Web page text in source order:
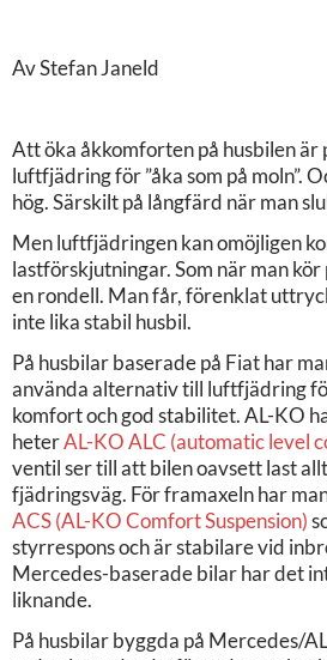
Av Stefan Janeld
Att öka åkkomforten på husbilen
luftfjädring för ”åka som på moln”.
hög. Särskilt på långfärd när man
Men luftfjädringen kan omöjligen
lastförskjutningar. Som när man
en rondell. Man får, förenklat
inte lika stabil husbil.
På husbilar baserade på Fiat har
använda alternativ till luftfjädring
komfort och god stabilitet. AL-KO
heterAL-KO ALC (automatic level
ventil ser till att bilen oavsett last
fjädringsväg. För framaxeln har
ACS (AL-KO Comfort Suspension)
styrrespons och är stabilare vid
Mercedes-baserade bilar har det
liknande.
På husbilar byggda på Mercedes/